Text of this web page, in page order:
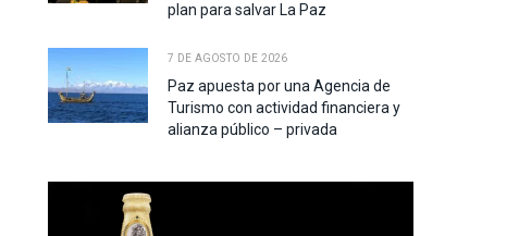
plan para salvar La Paz
7 DE AGOSTO DE 2026
Paz apuesta por una Agencia de
Turismo con actividad financiera y
alianza público – privada